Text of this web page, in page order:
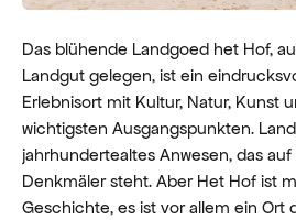
Das blühende Landgoed het Hof,
Landgut gelegen, ist ein
Erlebnisort mit Kultur, Natur, Kunst
wichtigsten Ausgangspunkten.
jahrhundertealtes Anwesen, das
Denkmäler steht. Aber Het Hof ist
Geschichte, es ist vor allem ein Ort